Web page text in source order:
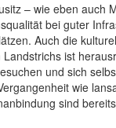
– wie eben auch
bei guter
Auch die
ist
und sich
wie
sind